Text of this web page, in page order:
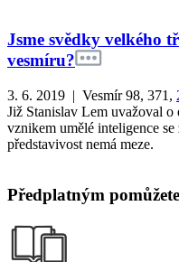
Jsme svědky velkého
vesmíru?
3. 6. 2019 | Vesmír 98, 371,
Již Stanislav Lem uvažoval o
vznikem umělé inteligence
představivost nemá meze.
Předplatným